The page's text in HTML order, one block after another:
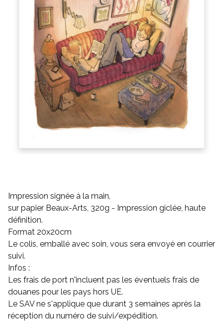
Impression signée à la main,
sur papier Beaux-Arts, 320g - Impression giclée, haute
définition.
Format 20x20cm
Le colis, emballé avec soin, vous sera envoyé en courrier
suivi.
Infos :
Les frais de port n'incluent pas les éventuels frais de
douanes pour les pays hors UE.
Le SAV ne s'applique que durant 3 semaines après la
réception du numéro de suivi/expédition.